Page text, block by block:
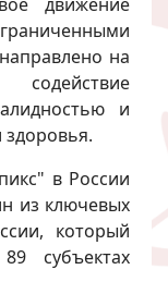
на
и
в России
из ключевых
который
субъектах